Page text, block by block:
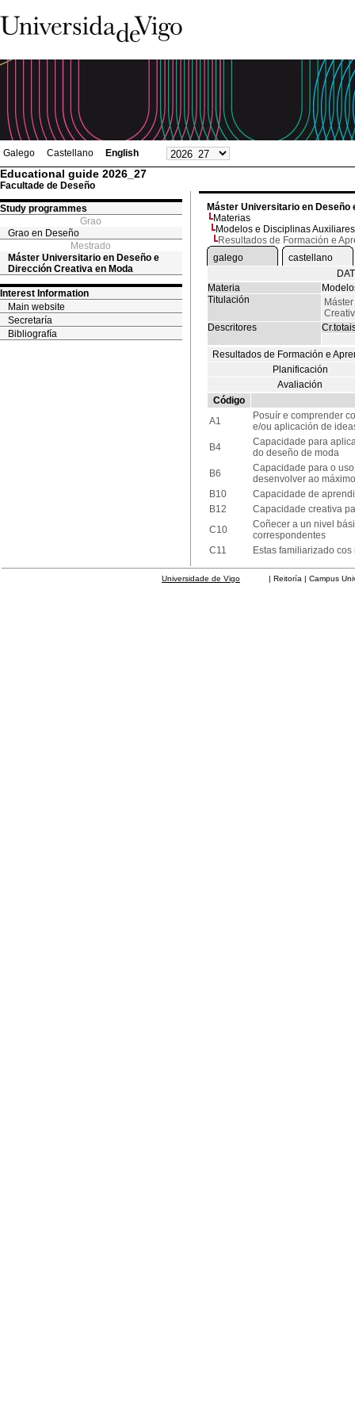
Galego Castellano English
Educational guide 2026_27
Facultade de Deseño
Study programmes
Grao
Grao en Deseño
Mestrado
Máster Universitario en Deseño e
Dirección Creativa en Moda
Interest Information
Main website
Secretaría
Bibliografía
Máster Universitario en Deseño
Materias
Modelos e Disciplinas Auxiliares
Resultados de Formación e
galego
castellano
Materia
Titulación
Descritores
Resultados de Formación e
Planificación
Avaliación
Código
A1
Posuír e comprender
e/ou aplicación de
B4
Capacidade para
do deseño de moda
B6
Capacidade para o
desenvolver ao
B10
Capacidade de
B12
Capacidade creativa
C10
Coñecer a un nivel
correspondentes
C11
Estas familiarizado
Universidade de Vigo | Reitoría | Campus